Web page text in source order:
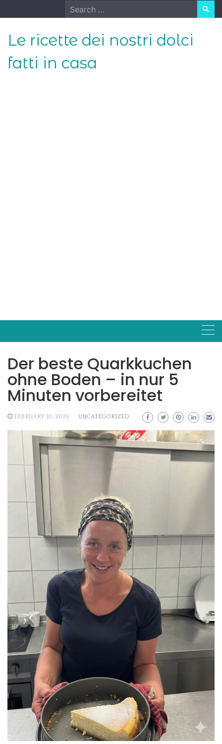
to
Search
for:
Le ricette dei nostri dolci
fatti in casa
Der beste Quarkkuchen
ohne Boden – in nur 5
Minuten vorbereitet
FEBRUARY 10, 2026 UNCATEGORIZED